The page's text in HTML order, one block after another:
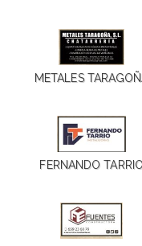
METALES
FERNANDO